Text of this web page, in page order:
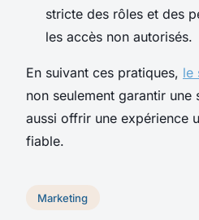
stricte des rôles et des
les accès non autorisés.
En suivant ces pratiques, le
non seulement garantir
aussi offrir une expérience
fiable.
Marketing